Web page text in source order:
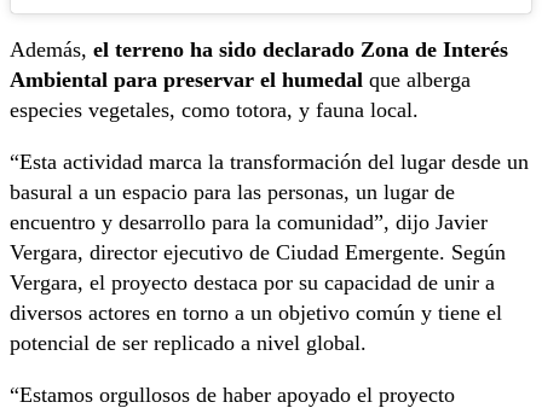
Además, el terreno ha sido declarado Zona de Interés
Ambiental para preservar el humedal que alberga
especies vegetales, como totora, y fauna local.
“Esta actividad marca la transformación del lugar desde un
basural a un espacio para las personas, un lugar de
encuentro y desarrollo para la comunidad”, dijo Javier
Vergara, director ejecutivo de Ciudad Emergente. Según
Vergara, el proyecto destaca por su capacidad de unir a
diversos actores en torno a un objetivo común y tiene el
potencial de ser replicado a nivel global.
“Estamos orgullosos de haber apoyado el proyecto